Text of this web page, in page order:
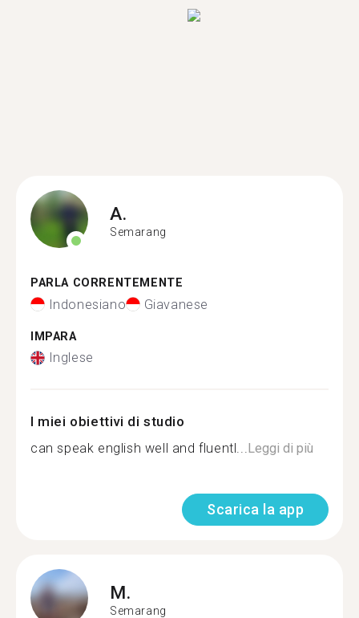
A.
Semarang
PARLA CORRENTEMENTE
Indonesiano Giavanese
IMPARA
Inglese
I miei obiettivi di studio
can speak english well and fluentl...Leggi di più
Scarica la app
M.
Semarang